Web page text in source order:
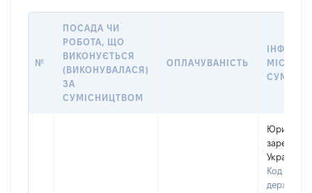
№
ПОСАДА ЧИ
РОБОТА, ЩО
ВИКОНУЄТЬСЯ
(ВИКОНУВАЛАСЯ)
ЗА
СУМІСНИЦТВОМ
ОПЛАЧУВАНІСТЬ
МІСЦЕ
Україні
Код в